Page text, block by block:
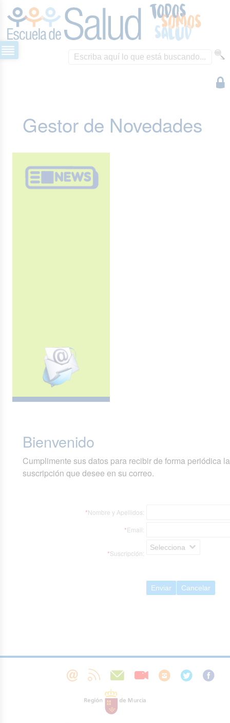
Gestor de Novedades
Bienvenido
Cumplimente sus datos para recibir de forma periódica
suscripción que desee en su correo.
*Nombre y Apellidos:
*Email:
*Suscripción:
Selecciona
Enviar Cancelar